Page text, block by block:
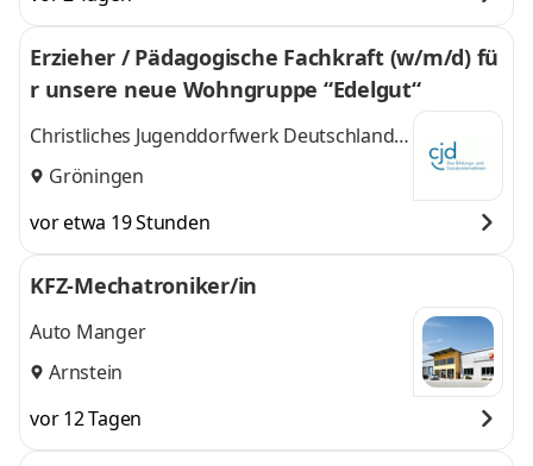
Erzieher / Pädagogische Fachkraft (w/m/d) fü
r unsere neue Wohngruppe “Edelgut“
Christliches Jugenddorfwerk Deutschlands
gemeinnütziger e.V. (CJD)
Gröningen
vor etwa 19 Stunden
KFZ-Mechatroniker/in
Auto Manger
Arnstein
vor 12 Tagen